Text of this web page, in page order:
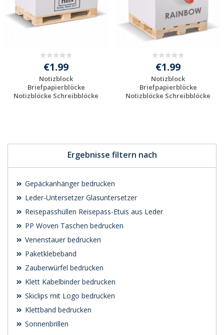
Ergebnisse filtern nach
Gepäckanhänger bedrucken
Leder-Untersetzer Glasuntersetzer
Reisepasshüllen Reisepass-Etuis aus Leder
PP Woven Taschen bedrucken
Venenstauer bedrucken
Paketklebeband
Zauberwürfel bedrucken
Klett Kabelbinder bedrucken
Skiclips mit Logo bedrucken
Klettband bedrucken
Sonnenbrillen
€1.99
Notizblock
Briefpapierblöcke
Notizblöcke Schreibblöcke
€1.99
Notizblock
Briefpapierblöcke
Notizblöcke Schreibblöcke